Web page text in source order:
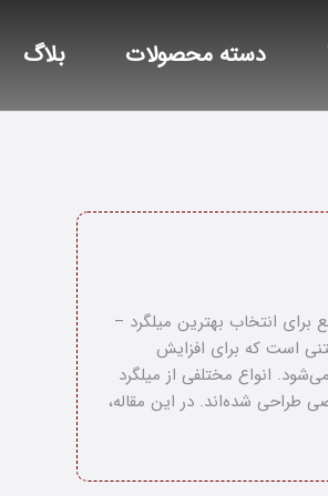
دسته محصولات بلاگ
برای انتخاب بهترین میلگرد –
است که برای افزایش
انواع مختلفی از میلگرد
طراحی شده‌اند. در این مقاله،